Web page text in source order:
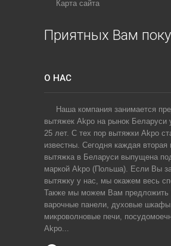
Карта сайта
Приятных Вам
О НАС
Наша компания занимается
вытяжек Akpo на рынок Беларуси
25 лет. С тех пор вытяжки Akpo
известны. Сегодня каждая вторая
вытяжка в Беларуси выпущена
маркой Akpo (Польша). Если Вы
вытяжку у нас, мы окажем весь
Также мы можем Вам предложить
варочные панели, духовые шкафы,
микроволновые печи,
Akpo...